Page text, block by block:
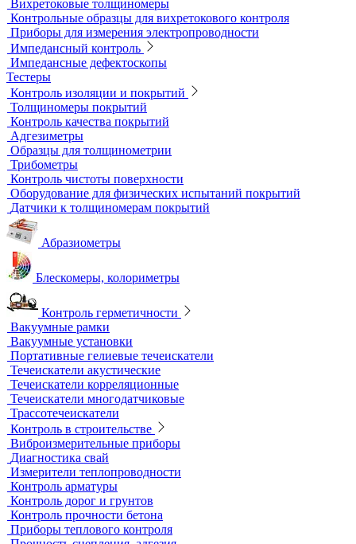
Расходные материалы для МПД
УФ-лампы и светильники
Метод магнитной памяти металла
Приборы для контроля состояния электрических машин
Вихретоковый контроль
Вихретоковые дефектоскопы
Вихретоковые преобразователи
Вихретоковые толщиномеры
Контрольные образцы для вихретокового контроля
Приборы для измерения электропроводности
Импедансный контроль
Импедансные дефектоскопы
Тестеры
Контроль изоляции и покрытий
Толщиномеры покрытий
Контроль качества покрытий
Адгезиметры
Образцы для толщинометрии
Трибометры
Контроль чистоты поверхности
Оборудование для физических испытаний покрытий
Датчики к толщиномерам покрытий
Абразиометры
Блескомеры, колориметры
Контроль герметичности
Вакуумные рамки
Вакуумные установки
Портативные гелиевые течеискатели
Течеискатели акустические
Течеискатели корреляционные
Течеискатели многодатчиковые
Трассотечеискатели